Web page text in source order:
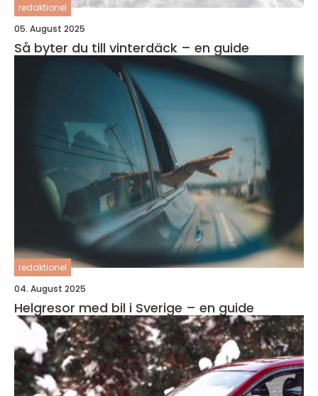
redaktionel
05. August 2025
Så byter du till vinterdäck – en guide
redaktionel
04. August 2025
Helgresor med bil i Sverige – en guide